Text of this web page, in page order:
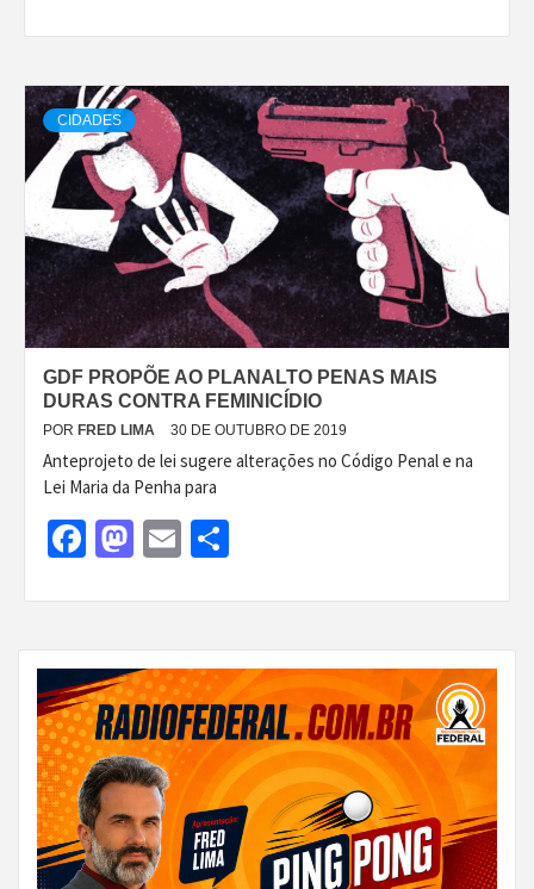
CIDADES
GDF PROPÕE AO PLANALTO PENAS MAIS
DURAS CONTRA FEMINICÍDIO
POR FRED LIMA 30 DE OUTUBRO DE 2019
Anteprojeto de lei sugere alterações no Código Penal e na
Lei Maria da Penha para
Facebook
Mastodon
Email